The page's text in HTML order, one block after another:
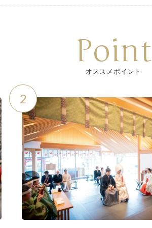
Point
オススメポイント
2